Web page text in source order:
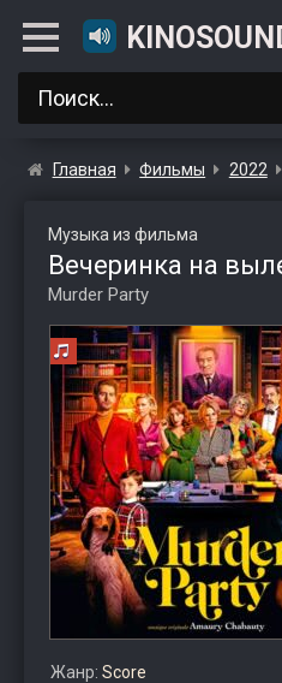
Главная Фильмы 2022
Музыка из фильма
Вечеринка на
Murder Party
Жанр: Score